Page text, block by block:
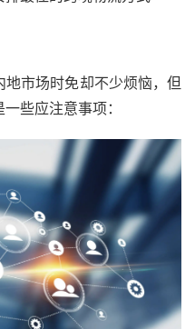
市场时免却不少烦恼，但
些应注意事项：